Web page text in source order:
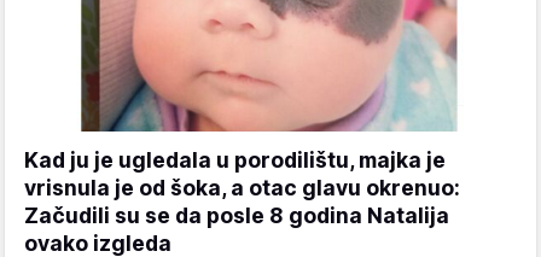
Kad ju je ugledala u porodilištu, majka je
vrisnula je od šoka, a otac glavu okrenuo:
Začudili su se da posle 8 godina Natalija
ovako izgleda